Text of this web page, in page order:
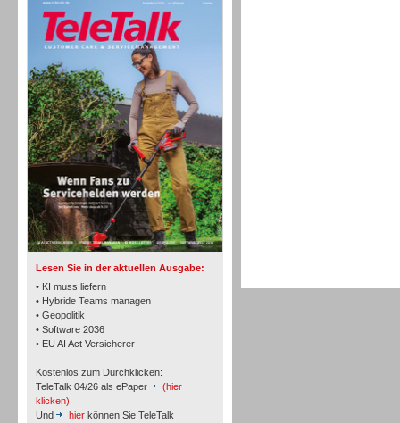
Lesen Sie in der aktuellen Ausgabe:
• KI muss liefern
• Hybride Teams managen
• Geopolitik
• Software 2036
• EU AI Act Versicherer
Kostenlos zum Durchklicken:
TeleTalk 04/26 als ePaper
(hier
klicken)
Und
hier können Sie TeleTalk
TK- und ACD-Systeme
Workforce-Management